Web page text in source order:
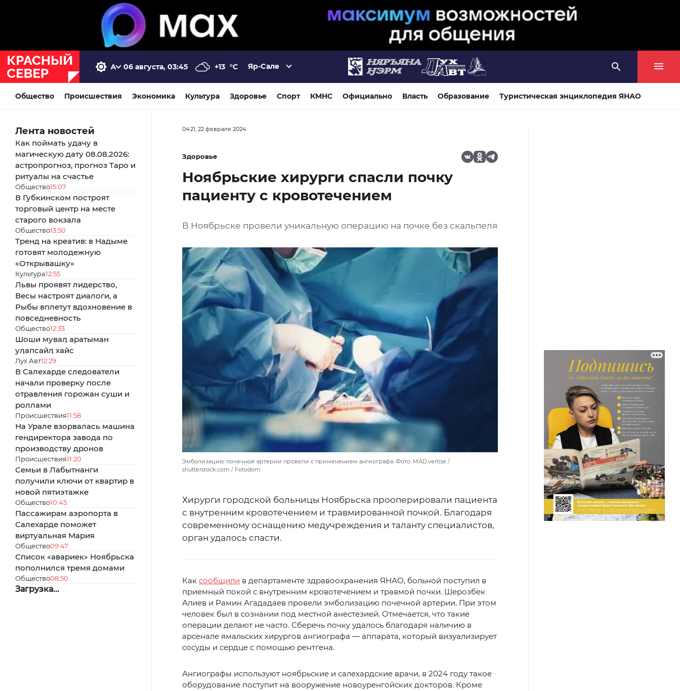
06 августа, 03:45 +13 °C Яр-Сале
Общество Происшествия Экономика Культура Здоровье Спорт КМНС Официально Власть Образование Туристическая энциклопедия ЯНАО
Лента новостей
Как поймать удачу в
магическую дату 08.08.2026:
астропрогноз, прогноз Таро и
ритуалы на счастье
Общество15:07
В Губкинском построят
торговый центр на месте
старого вокзала
Общество13:50
Тренд на креатив: в Надыме
готовят молодежную
«Открывашку»
Культура12:55
Львы проявят лидерство,
Весы настроят диалоги, а
Рыбы вплетут вдохновение в
повседневность
Общество12:33
Шоши муваӆ аратыман
уӆапсайӆ хайс
Лух Авт12:29
В Салехарде следователи
начали проверку после
отравления горожан суши и
роллами
Происшествия11:58
На Урале взорвалась машина
гендиректора завода по
производству дронов
Происшествия11:20
Семьи в Лабытнанги
получили ключи от квартир в
новой пятиэтажке
Общество10:45
Пассажирам аэропорта в
Салехарде поможет
виртуальная Мария
Общество09:47
Список «авариек» Ноябрьска
пополнился тремя домами
Общество08:50
Загрузка...
04:21, 22 февраля 2024
Здоровье
Ноябрьские хирурги спасли почку
пациенту с кровотечением
В Ноябрьске провели уникальную операцию на почке без скальпеля
Эмболизацию почечной артерии провели с применением ангиографа. Фото: MAD.vertise /
shutterstock.com / Fotodom
Хирурги городской больницы Ноябрьска прооперировали пациента
с внутренним кровотечением и травмированной почкой. Благодаря
современному оснащению медучреждения и таланту специалистов,
орган удалось спасти.
Как сообщили в департаменте здравоохранения ЯНАО, больной поступил в
приемный покой с внутренним кровотечением и травмой почки. Шерозбек
Алиев и Рамин Агададаев провели эмболизацию почечной артерии. При этом
человек был в сознании под местной анестезией. Отмечается, что такие
операции делают не часто. Сберечь почку удалось благодаря наличию в
арсенале ямальских хирургов ангиографа — аппарата, который визуализирует
сосуды и сердце с помощью рентгена.
Ангиографы используют ноябрьские и салехардские врачи, в 2024 году такое
оборудование поступит на вооружение новоуренгойских докторов. Кроме